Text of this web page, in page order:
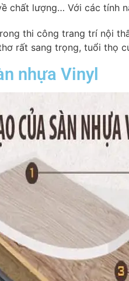
chất lượng… Với các tính
thi công trang trí nội
rất sang trọng, tuổi thọ
nhựa Vinyl